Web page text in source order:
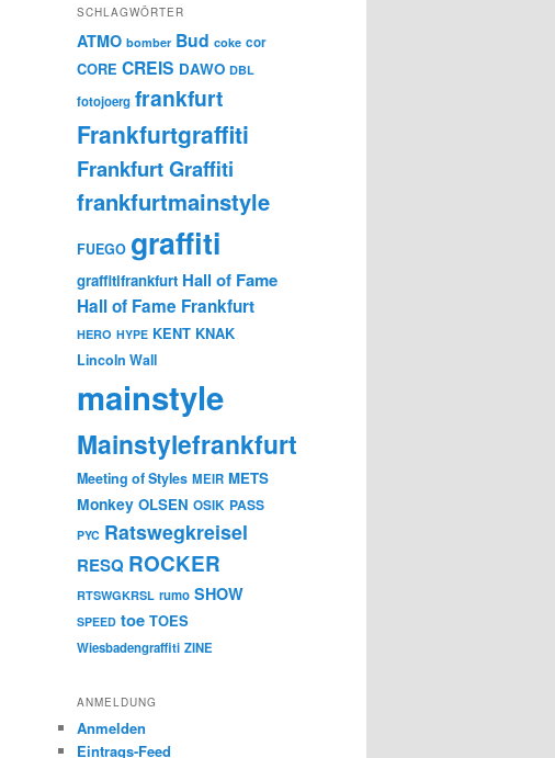
SCHLAGWÖRTER
ATMO bomber Bud coke cor
CORE CREIS DAWO DBL
fotojoerg frankfurt
Frankfurtgraffiti
Frankfurt Graffiti
frankfurtmainstyle
FUEGO graffiti
graffitifrankfurt Hall of Fame
Hall of Fame Frankfurt
HERO HYPE KENT KNAK
Lincoln Wall
mainstyle
Mainstylefrankfurt
Meeting of Styles MEIR METS
Monkey OLSEN OSIK PASS
PYC Ratswegkreisel
RESQ ROCKER
RTSWGKRSL rumo SHOW
SPEED toe TOES
Wiesbadengraffiti ZINE
ANMELDUNG
Anmelden
Eintrags-Feed